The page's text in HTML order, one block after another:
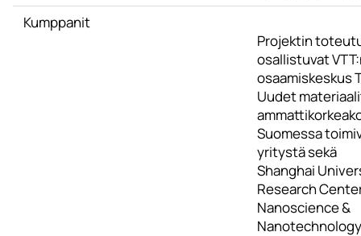
Kumppanit
Projektin
osallistuvat
osaamiskeskus
Uudet
Suomessa
yritystä sekä
Shanghai
Research
Nanoscience &